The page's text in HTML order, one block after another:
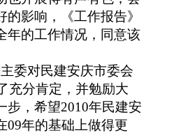
影响，《工作报告》
年的工作情况，同意该
委对民建安庆市委会
充分肯定，并勉励大
步，希望2010年民建安
09年的基础上做得更